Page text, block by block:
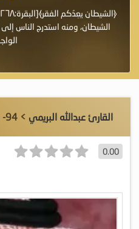
الشيطان، ومنه استدرج الناس
القارئ عبدالله البريمي > 94- سورة الشرح
0.00